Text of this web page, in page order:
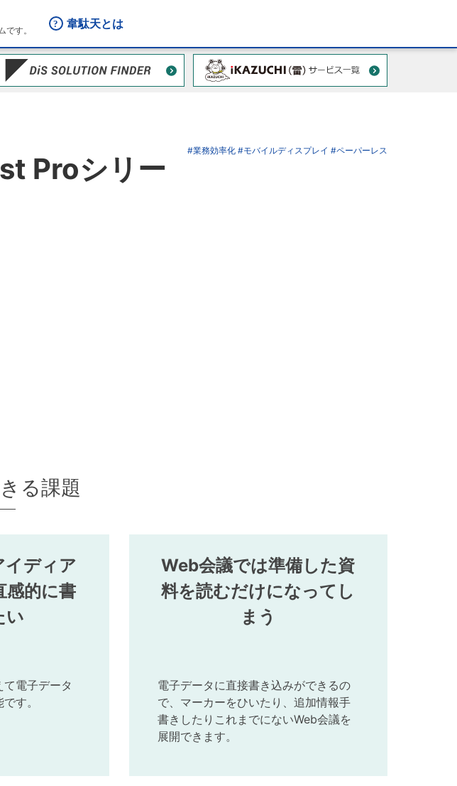
す。
韋駄天とは
Proシリー
#業務効率化 #モバイルディスプレイ #ペーパーレス
る課題
イディア
感的に書
い
電子データ
す。
Web会議では準備した資
料を読むだけになってし
まう
電子データに直接書き込みができるの
で、マーカーをひいたり、追加情報手
書きしたりこれまでにないWeb会議を
展開できます。